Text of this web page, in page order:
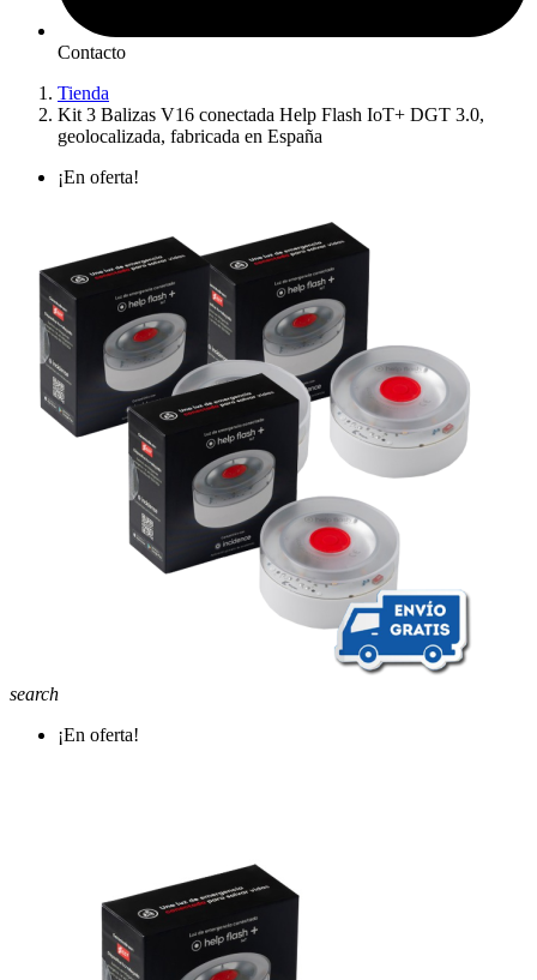
Contacto
Tienda
Kit 3 Balizas V16 conectada Help Flash IoT+ DGT 3.0,
geolocalizada, fabricada en España
¡En oferta!
search
¡En oferta!